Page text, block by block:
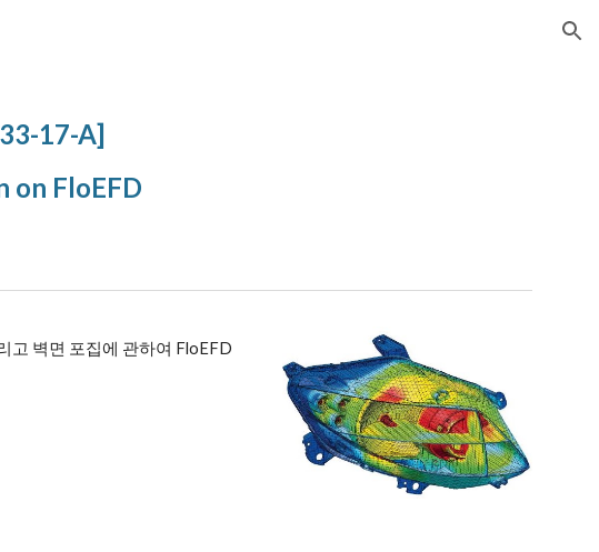
17-A]
on FloEFD
고 벽면 포집에 관하여 FloEFD